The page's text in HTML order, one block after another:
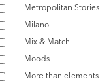
Metropolitan Stories
Milano
Mix & Match
Moods
More than elements